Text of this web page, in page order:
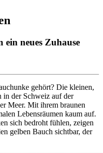
ein neues Zuhause
gehört? Die kleinen,
in der Schweiz auf der
Meer. Mit ihrem braunen
Lebensräumen kaum auf.
sich bedroht fühlen, zeigen
gelben Bauch sichtbar, der